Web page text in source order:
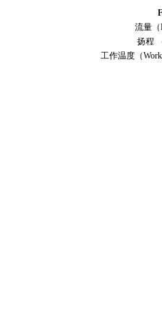
流量（
扬程
工作温度（